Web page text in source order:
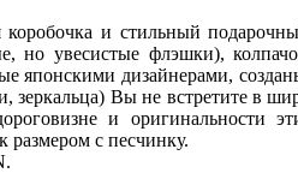
коробочка и стильный
но увесистые флэшки),
японскими дизайнерами,
зеркальца) Вы не встретите в
и оригинальности
размером с песчинку.